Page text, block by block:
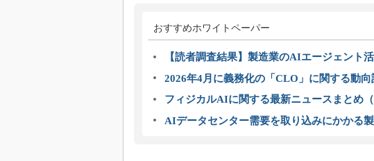
おすすめホワイトペーパー
【読者調査結果】製造業のAIエージェント
2026年4月に義務化の「CLO」に関する動向
フィジカルAIに関する最新ニュースまとめ（
AIデータセンター需要を取り込みにかかる